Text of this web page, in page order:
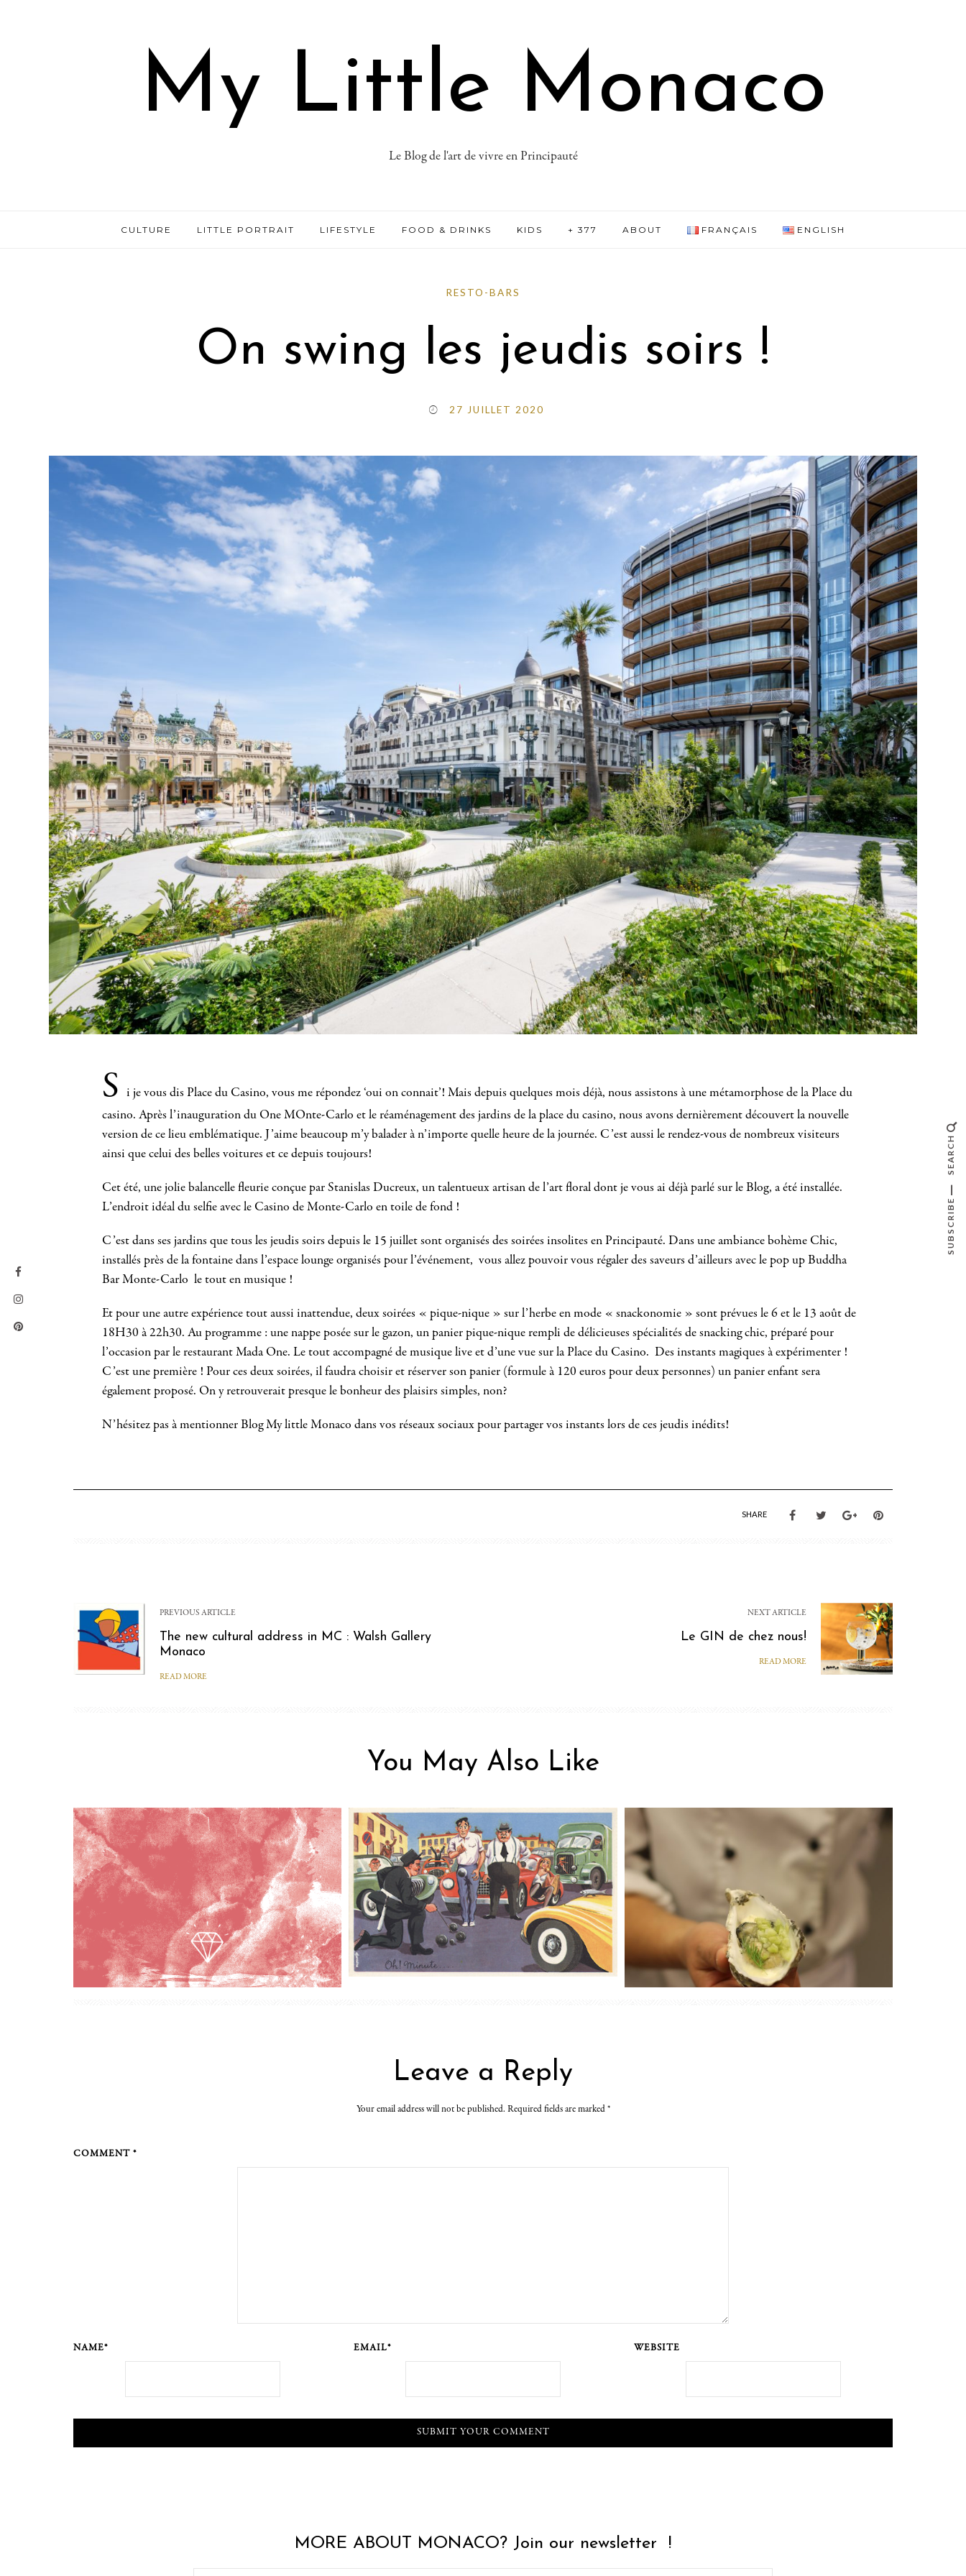
My Little Monaco
Le Blog de l'art de vivre en Principauté
CULTURE LITTLE PORTRAIT LIFESTYLE FOOD & DRINKS KIDS + 377 ABOUT FRANÇAIS ENGLISH
RESTO-BARS
On swing les jeudis soirs !
27 JUILLET 2020
S
i je vous dis Place du Casino, vous me répondez ‘oui on connait’! Mais depuis quelques mois déjà, nous assistons à une métamorphose de la Place du
casino. Après l’inauguration du One MOnte-Carlo et le réaménagement des jardins de la place du casino, nous avons dernièrement découvert la nouvelle
version de ce lieu emblématique. J’aime beaucoup m’y balader à n’importe quelle heure de la journée. C’est aussi le rendez-vous de nombreux visiteurs
ainsi que celui des belles voitures et ce depuis toujours!
Cet été, une jolie balancelle fleurie conçue par Stanislas Ducreux, un talentueux artisan de l’art floral dont je vous ai déjà parlé sur le Blog, a été installée.
L’endroit idéal du selfie avec le Casino de Monte-Carlo en toile de fond !
C’est dans ses jardins que tous les jeudis soirs depuis le 15 juillet sont organisés des soirées insolites en Principauté. Dans une ambiance bohème Chic,
installés près de la fontaine dans l’espace lounge organisés pour l’événement, vous allez pouvoir vous régaler des saveurs d’ailleurs avec le pop up Buddha
Bar Monte-Carlo le tout en musique !
Et pour une autre expérience tout aussi inattendue, deux soirées « pique-nique » sur l’herbe en mode « snackonomie » sont prévues le 6 et le 13 août de
18H30 à 22h30. Au programme : une nappe posée sur le gazon, un panier pique-nique rempli de délicieuses spécialités de snacking chic, préparé pour
l’occasion par le restaurant Mada One. Le tout accompagné de musique live et d’une vue sur la Place du Casino. Des instants magiques à expérimenter !
C’est une première ! Pour ces deux soirées, il faudra choisir et réserver son panier (formule à 120 euros pour deux personnes) un panier enfant sera
également proposé. On y retrouverait presque le bonheur des plaisirs simples, non?
N’hésitez pas à mentionner Blog My little Monaco dans vos réseaux sociaux pour partager vos instants lors de ces jeudis inédits!
SHARE
PREVIOUS ARTICLE
The new cultural address in MC : Walsh Gallery
Monaco
READ MORE
NEXT ARTICLE
Le GIN de chez nous!
READ MORE
You May Also Like
Leave a Reply
Your email address will not be published. Required fields are marked *
COMMENT *
NAME* EMAIL* WEBSITE
SEARCH
SUBSCRIBE
MORE ABOUT MONACO? Join our newsletter !